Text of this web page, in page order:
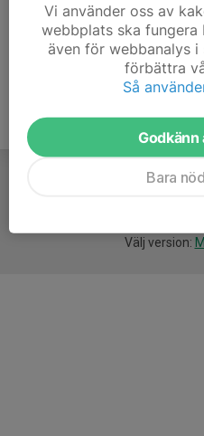
Välj version:
Vi använder oss av
webbplats ska fungera
även för webbanalys
förbättra
Så
Godkänn
Bara